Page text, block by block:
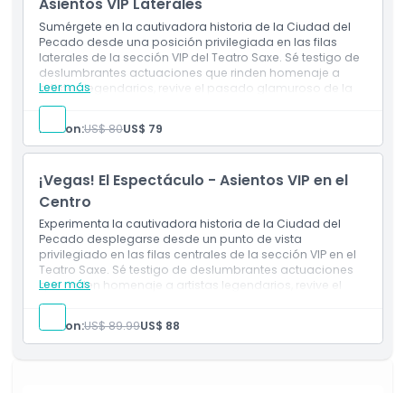
Horario de Apertura
Cosas a Saber
Ubicación
Política de Cancelación
Sumérgete en la cautivadora historia de la Ciudad del
Pecado desde una posición privilegiada en las filas
laterales de la sección VIP del Teatro Saxe. Sé testigo de
deslumbrantes actuaciones que rinden homenaje a
artistas legendarios, revive el pasado glamuroso de la
ciudad y siente la energía electrizante de Las Vegas
Leer más
Person:US$ 80US$ 79
¡Vegas! El Espectáculo - Asientos VIP en el
Centro
Experimenta la cautivadora historia de la Ciudad del
Pecado desplegarse desde un punto de vista
privilegiado en las filas centrales de la sección VIP en el
Teatro Saxe. Sé testigo de deslumbrantes actuaciones
que rinden homenaje a artistas legendarios, revive el
pasado glamoroso de la ciudad y siente la energía
emoción inigualables.
Leer más
Person:US$ 89.99US$ 88